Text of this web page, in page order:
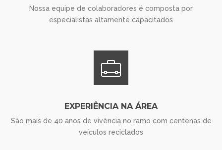
Nossa equipe de colaboradores é composta por
especialistas altamente capacitados
EXPERIÊNCIA NA ÁREA
São mais de 40 anos de vivência no ramo com centenas de
veículos reciclados